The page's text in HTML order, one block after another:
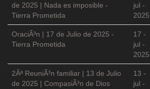
de 2025 | Nada es imposible -
Tierra Prometida
jul -
2025
OraciÃ³n | 17 de Julio de 2025 -
Tierra Prometida
17 -
jul -
2025
2Âª ReuniÃ³n familiar | 13 de Julio
de 2025 | CompasiÃ³n de Dios
13 -
jul -